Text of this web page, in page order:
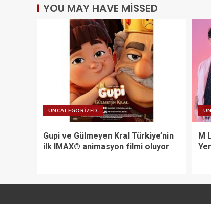
YOU MAY HAVE MISSED
UNCATEGORIZED
Gupi ve Gülmeyen Kral Türkiye’nin
ilk IMAX® animasyon filmi oluyor
M